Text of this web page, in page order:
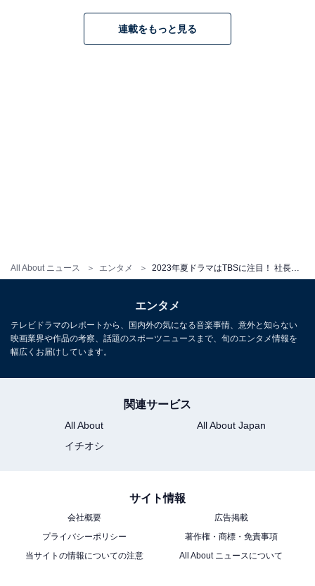
All About ニュース エンタメ
期待している「夏ドラマ」ランキング！ 1位は
『真夏のシンデレラ』、2位は？
連載をもっと見る
エンタメ
テレビドラマのレポートから、国内外の気になる音楽事情、意外と知らない
映画業界や作品の考察、話題のスポーツニュースまで、旬のエンタメ情報を
幅広くお届けしています。
関連サービス
All About
All About Japan
イチオシ
サイト情報
会社概要
広告掲載
プライバシーポリシー
著作権・商標・免責事項
当サイトの情報についての注意
All About ニュースについて